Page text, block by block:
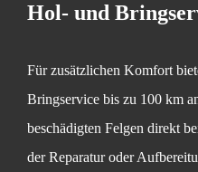
Hol- und
Für zusätzlichen Komfort
Bringservice bis zu 100 km
beschädigten Felgen direkt
der Reparatur oder